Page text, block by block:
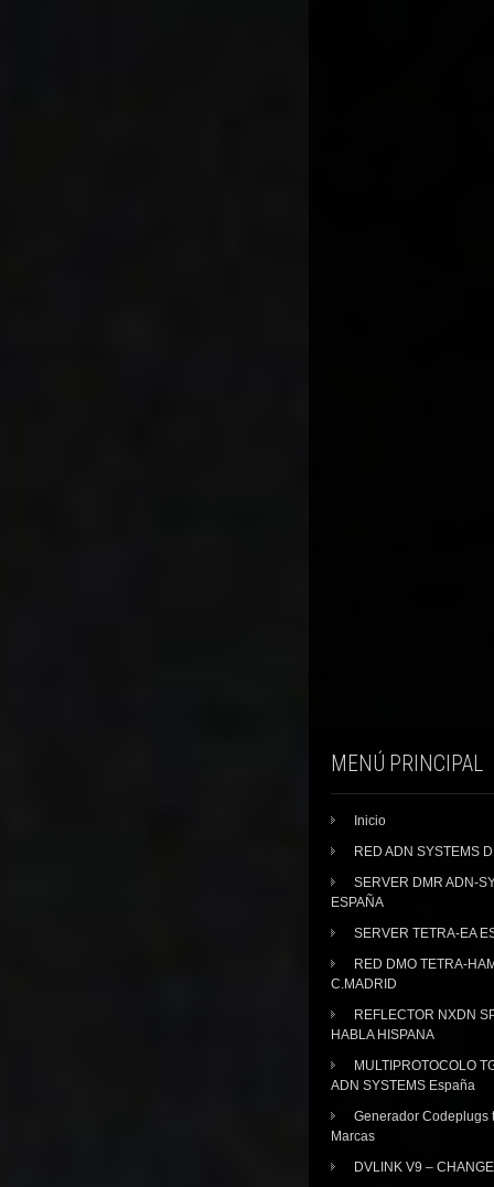
MENÚ PRINCIPAL
Inicio
RED ADN SYSTEMS
SERVER DMR ADN-
ESPAÑA
SERVER TETRA-EA
RED DMO TETRA-
C.MADRID
REFLECTOR NXDN
HABLA HISPANA
MULTIPROTOCOLO
ADN SYSTEMS España
Generador Codeplugs
Marcas
DVLINK V9 –